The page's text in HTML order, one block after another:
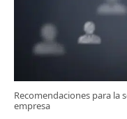
Recomendaciones para la
empresa